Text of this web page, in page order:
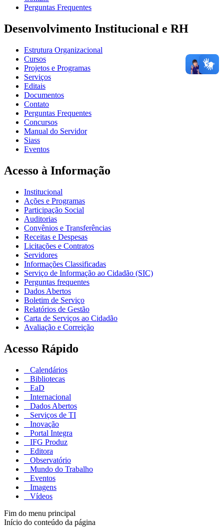
Perguntas Frequentes
Desenvolvimento Institucional e RH
Estrutura Organizacional
Cursos
Projetos e Programas
Serviços
Editais
Documentos
Contato
Perguntas Frequentes
Concursos
Manual do Servidor
Siass
Eventos
Acesso à Informação
Institucional
Ações e Programas
Participação Social
Auditorias
Convênios e Transferências
Receitas e Despesas
Licitações e Contratos
Servidores
Informações Classificadas
Serviço de Informação ao Cidadão (SIC)
Perguntas frequentes
Dados Abertos
Boletim de Serviço
Relatórios de Gestão
Carta de Serviços ao Cidadão
Avaliação e Correição
Acesso Rápido
Calendários
Bibliotecas
EaD
Internacional
Dados Abertos
Serviços de TI
Inovação
Portal Integra
IFG Produz
Editora
Observatório
Mundo do Trabalho
Eventos
Imagens
Vídeos
Fim do menu principal
Início do conteúdo da página